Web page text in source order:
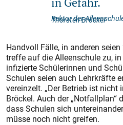
Thorsten Bröckel
Rektor der
Handvoll Fälle, in anderen
treffe auf die Alleenschule zu,
infizierte Schülerinnen und
Schulen seien auch Lehrkräfte
vereinzelt. „Der Betrieb ist nicht
Bröckel. Auch der „Notfallplan“
dass Schulen sich
müsse noch nicht greifen.